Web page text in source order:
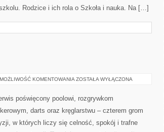
Rodzice i ich rola o Szkoła i nauka. Na […]
MOŻLIWOŚĆ KOMENTOWANIA SPRZĘT
ZOSTAŁA WYŁĄCZONA
poświęcony poolowi, rozgrywkom
darts oraz kręglarstwu – czterem grom
w których liczy się celność, spokój i trafne